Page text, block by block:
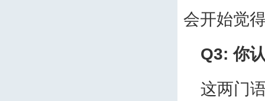
会开始觉
Q3:你
这两门